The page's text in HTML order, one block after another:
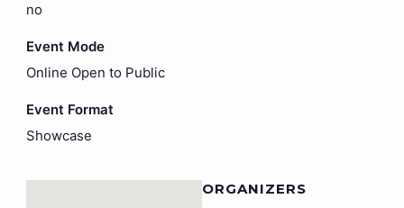
no
Event Mode
Online Open to Public
Event Format
Showcase
ORGANIZERS